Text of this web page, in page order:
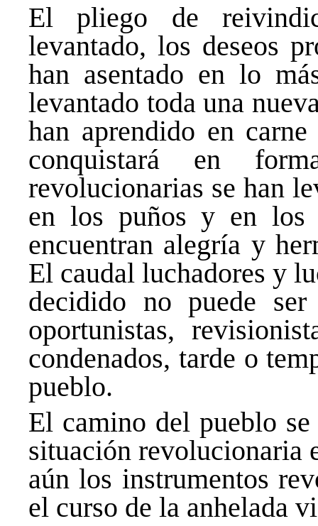
El pliego de
levantado, los deseos
han asentado en lo
levantado toda una
han aprendido en
conquistará en
revolucionarias se han
en los puños y en los
encuentran alegría y
El caudal luchadores y
decidido no puede
oportunistas,
condenados, tarde o
pueblo.
El camino del pueblo
situación revolucionaria
aún los instrumentos
el curso de la anhelada